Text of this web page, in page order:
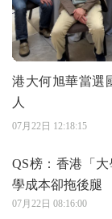
港大何旭華當選
人
07月22日 12:18:15
QS榜：香港「
學成本卻拖後腿
07月22日 08:16:00